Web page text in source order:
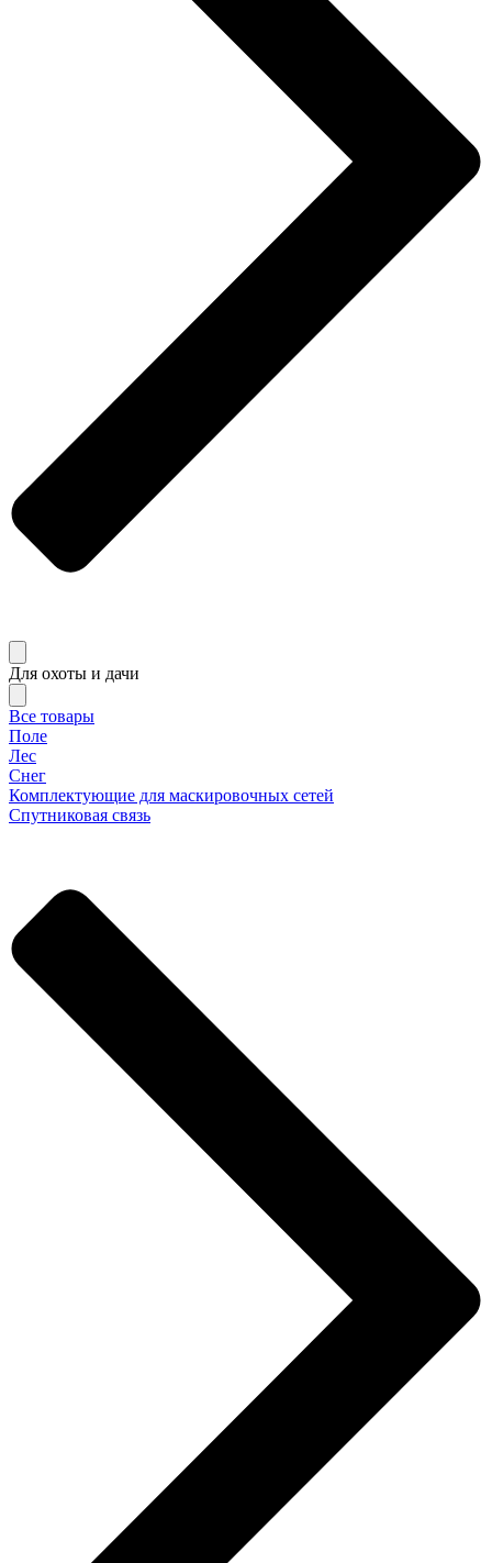
Для охоты и дачи
Все товары
Поле
Лес
Снег
Комплектующие для маскировочных сетей
Спутниковая связь